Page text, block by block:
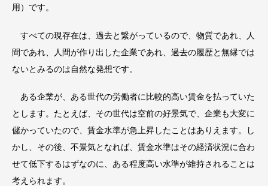
用）です。
すべての現存在は、過去と繋がっているので、物質であれ、人
間であれ、人間が作り出した企業であれ、過去の履歴と無縁では
ないとみるのは自然な発想です。
ある企業が、ある世代の労働者に比較的高い賃金を払っていた
とします。たとえば、その世代は空前の好景気で、企業も大変に
儲かっていたので、賃金水準が急上昇したことはありえます。し
かし、その後、不景気となれば、賃金水準はその経済状況に合わ
せて低下するはずなのに、ある程度高い水準が維持されることは
考えられます。